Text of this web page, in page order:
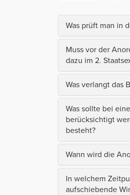
Was prüft man in
Muss vor der
dazu im 2.
Was verlangt das
Was sollte bei
berücksichtigt
besteht?
Wann wird die
In welchem
aufschiebende